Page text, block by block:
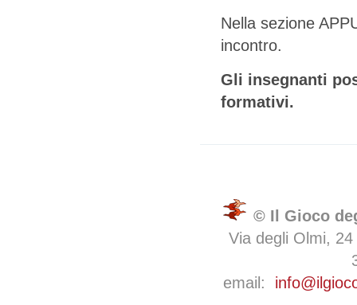
Nella sezione
incontro.
Gli insegnanti
formativi.
© Il Gioco
Via degli Olmi,
email: